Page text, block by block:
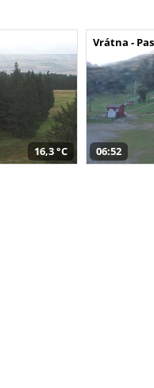
16,3 °C
Vrátna -
06:52